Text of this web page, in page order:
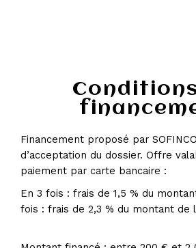
Financement proposé par
d’acceptation du dossier. Offre
paiement par carte bancaire :
En 3 fois : frais de 1,5 % du
fois : frais de 2,3 % du montant de